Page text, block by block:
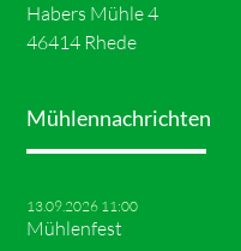
Habers Mühle 4
46414 Rhede
Mühlennachrichten
13.09.2026 11:00
Mühlenfest